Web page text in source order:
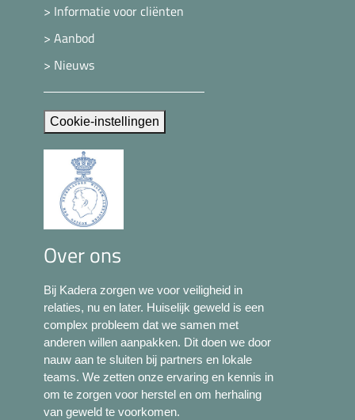
> Informatie voor cliënten
> Aanbod
> Nieuws
Cookie-instellingen
Over ons
Bij Kadera zorgen we voor veiligheid in
relaties, nu en later. Huiselijk geweld is een
complex probleem dat we samen met
anderen willen aanpakken. Dit doen we door
nauw aan te sluiten bij partners en lokale
teams. We zetten onze ervaring en kennis in
om te zorgen voor herstel en om herhaling
van geweld te voorkomen.